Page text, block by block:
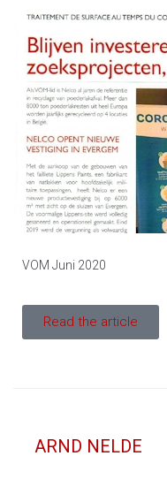
VOM Juni 2020
Read the article
ARND NELDE